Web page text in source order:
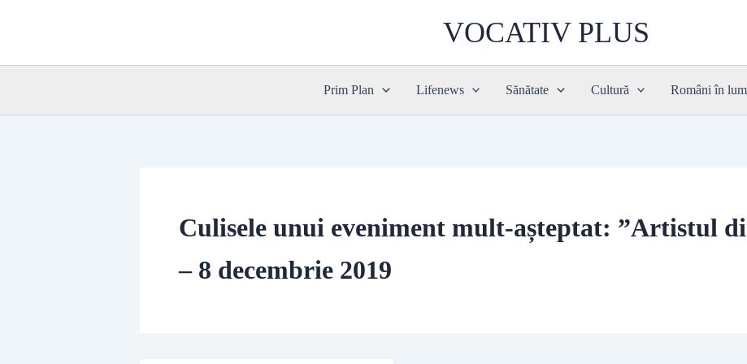
VOCATIV PLUS
Prim Plan Lifenews Sănătate Cultură Români în
Culisele unui eveniment mult-așteptat: ”Artistul
– 8 decembrie 2019